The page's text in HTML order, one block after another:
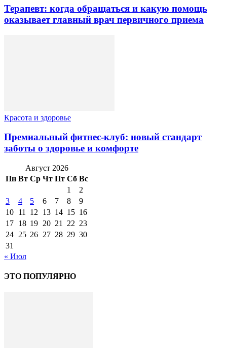
Терапевт: когда обращаться и какую помощь
оказывает главный врач первичного приема
Красота и здоровье
Премиальный фитнес-клуб: новый стандарт
заботы о здоровье и комфорте
Август 2026
Пн Вт Ср Чт Пт Сб Вс
1
2
3
4 5 6 7 8
9
10 11 12 13 14 15 16
17 18 19 20 21 22 23
24 25 26 27 28 29 30
31
« Июл
ЭТО ПОПУЛЯРНО